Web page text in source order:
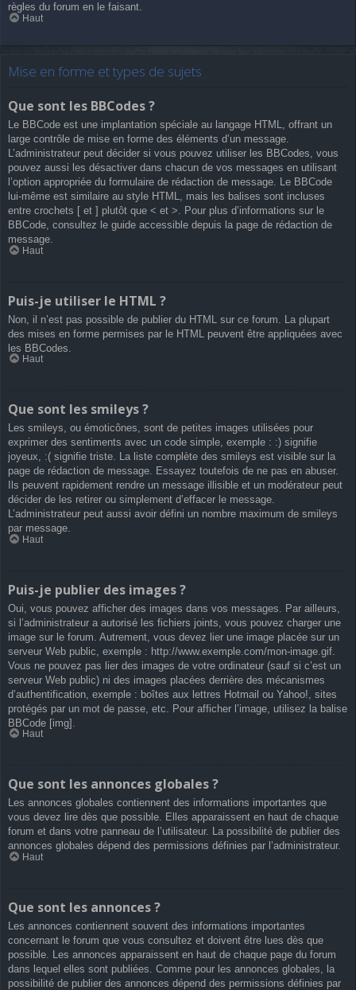
règles du forum en le faisant.
Haut
Mise en forme et types de sujets
Que sont les BBCodes ?
Le BBCode est une implantation spéciale au langage HTML, offrant un
large contrôle de mise en forme des éléments d’un message.
L’administrateur peut décider si vous pouvez utiliser les BBCodes, vous
pouvez aussi les désactiver dans chacun de vos messages en utilisant
l’option appropriée du formulaire de rédaction de message. Le BBCode
lui-même est similaire au style HTML, mais les balises sont incluses
entre crochets [ et ] plutôt que < et >. Pour plus d’informations sur le
BBCode, consultez le guide accessible depuis la page de rédaction de
message.
Haut
Puis-je utiliser le HTML ?
Non, il n’est pas possible de publier du HTML sur ce forum. La plupart
des mises en forme permises par le HTML peuvent être appliquées avec
les BBCodes.
Haut
Que sont les smileys ?
Les smileys, ou émoticônes, sont de petites images utilisées pour
exprimer des sentiments avec un code simple, exemple : :) signifie
joyeux, :( signifie triste. La liste complète des smileys est visible sur la
page de rédaction de message. Essayez toutefois de ne pas en abuser.
Ils peuvent rapidement rendre un message illisible et un modérateur peut
décider de les retirer ou simplement d’effacer le message.
L’administrateur peut aussi avoir défini un nombre maximum de smileys
par message.
Haut
Puis-je publier des images ?
Oui, vous pouvez afficher des images dans vos messages. Par ailleurs,
si l’administrateur a autorisé les fichiers joints, vous pouvez charger une
image sur le forum. Autrement, vous devez lier une image placée sur un
serveur Web public, exemple : http://www.exemple.com/mon-image.gif.
Vous ne pouvez pas lier des images de votre ordinateur (sauf si c’est un
serveur Web public) ni des images placées derrière des mécanismes
d’authentification, exemple : boîtes aux lettres Hotmail ou Yahoo!, sites
protégés par un mot de passe, etc. Pour afficher l’image, utilisez la balise
BBCode [img].
Haut
Que sont les annonces globales ?
Les annonces globales contiennent des informations importantes que
vous devez lire dès que possible. Elles apparaissent en haut de chaque
forum et dans votre panneau de l’utilisateur. La possibilité de publier des
annonces globales dépend des permissions définies par l’administrateur.
Haut
Que sont les annonces ?
Les annonces contiennent souvent des informations importantes
concernant le forum que vous consultez et doivent être lues dès que
possible. Les annonces apparaissent en haut de chaque page du forum
dans lequel elles sont publiées. Comme pour les annonces globales, la
possibilité de publier des annonces dépend des permissions définies par